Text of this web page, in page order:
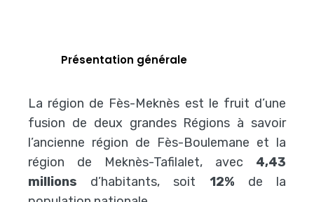
Présentation générale
La région de Fès-Meknès est le fruit d’une
fusion de deux grandes Régions à savoir
l’ancienne région de Fès-Boulemane et la
région de Meknès-Tafilalet, avec 4,43
millions d’habitants, soit 12% de la